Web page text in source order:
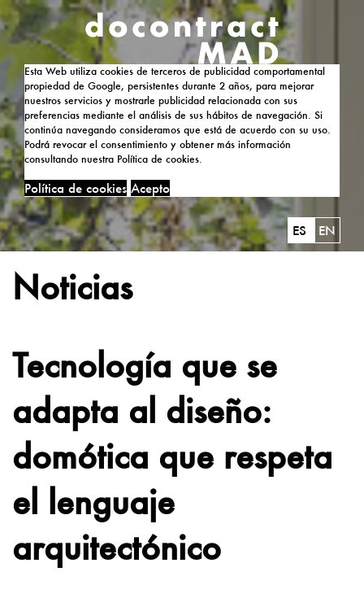
Esta Web utiliza cookies de terceros de publicidad comportamental
propiedad de Google, persistentes durante 2 años, para mejorar
nuestros servicios y mostrarle publicidad relacionada con sus
preferencias mediante el análisis de sus hábitos de navegación. Si
continúa navegando consideramos que está de acuerdo con su uso.
Podrá revocar el consentimiento y obtener más información
consultando nuestra Política de cookies.
Política de cookies Acepto
ES EN
Noticias
Tecnología que se
adapta al diseño:
domótica que respeta
el lenguaje
arquitectónico